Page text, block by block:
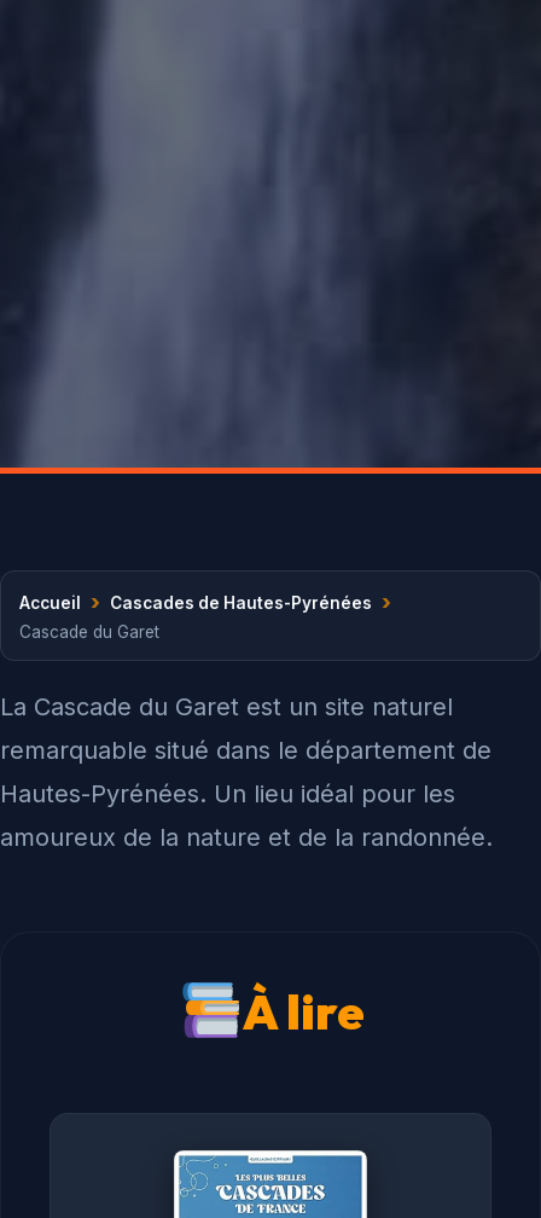
Accueil › Cascades de Hautes-Pyrénées ›
Cascade du Garet
La Cascade du Garet est un site naturel
remarquable situé dans le département de
Hautes-Pyrénées. Un lieu idéal pour les
amoureux de la nature et de la randonnée.
À lire